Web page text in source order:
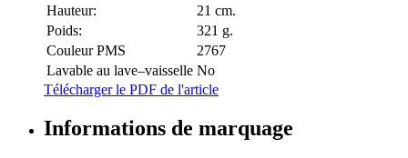
Hauteur:
21 cm.
Poids:
321 g.
Couleur PMS
2767
Lavable au lave–vaisselle No
Télécharger le PDF de l'article
Informations de marquage